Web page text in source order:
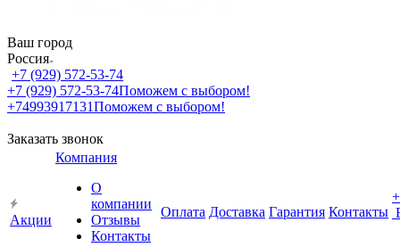
Ваш город
Россия
+7 (929) 572-53-74
+7 (929) 572-53-74Поможем с выбором!
+74993917131Поможем с выбором!
Заказать звонок
Акции
Компания
О
компании
Отзывы
Контакты
Оплата Доставка Гарантия Контакты
+